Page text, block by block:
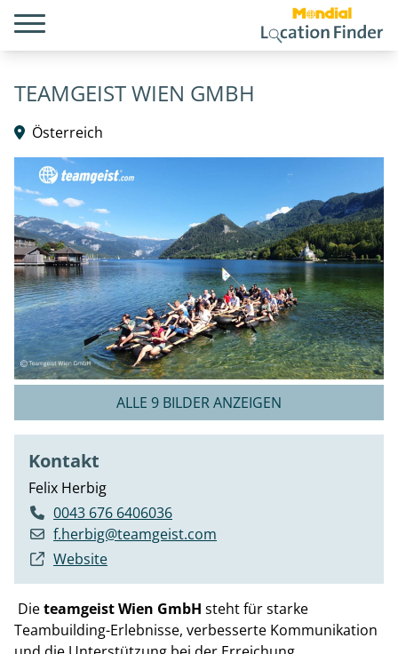
TEAMGEIST WIEN GMBH
Österreich
ALLE 9 BILDER ANZEIGEN
Dieteamgeist Wien GmbH steht für starke
Teambuilding-Erlebnisse, verbesserte Kommunikation
Kontakt
Felix Herbig
0043 676 6406036
f.herbig@teamgeist.com
Website